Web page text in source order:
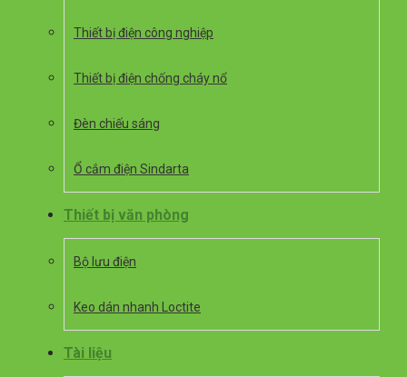
Thiết bị điện công nghiệp
Thiết bị điện chống cháy nổ
Đèn chiếu sáng
Ổ cắm điện Sindarta
Thiết bị văn phòng
Bộ lưu điện
Keo dán nhanh Loctite
Tài liệu